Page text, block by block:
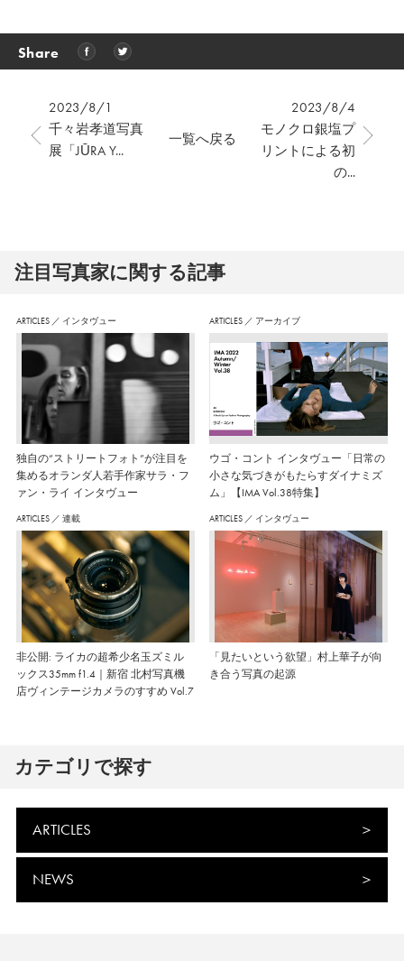
Share
2023/8/1
千々岩孝道写真
展「JŪRA Y...
2023/8/4
モノクロ銀塩プ
リントによる初
の...
一覧へ戻る
注⽬写真家に関する記事
ARTICLES ／ インタヴュー
独自の“ストリートフォト”が注目を
集めるオランダ人若手作家サラ・フ
ァン・ライ インタヴュー
ARTICLES ／ アーカイブ
ウゴ・コント インタヴュー「日常の
小さな気づきがもたらすダイナミズ
ム」【IMA Vol.38特集】
ARTICLES ／ 連載
非公開: ライカの超希少名玉ズミル
ックス35mm f1.4｜新宿 北村写真機
店ヴィンテージカメラのすすめ Vol.7
ARTICLES ／ インタヴュー
「見たいという欲望」村上華子が向
き合う写真の起源
カテゴリで探す
ARTICLES
NEWS